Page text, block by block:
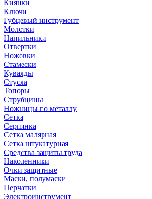
Киянки
Ключи
Губцевый инструмент
Молотки
Напильники
Отвертки
Ножовки
Стамески
Кувалды
Стусла
Топоры
Струбцины
Ножницы по металлу
Сетка
Серпянка
Сетка малярная
Сетка штукатурная
Средства защиты труда
Наколенники
Очки защитные
Маски, полумаски
Перчатки
Электроинструмент